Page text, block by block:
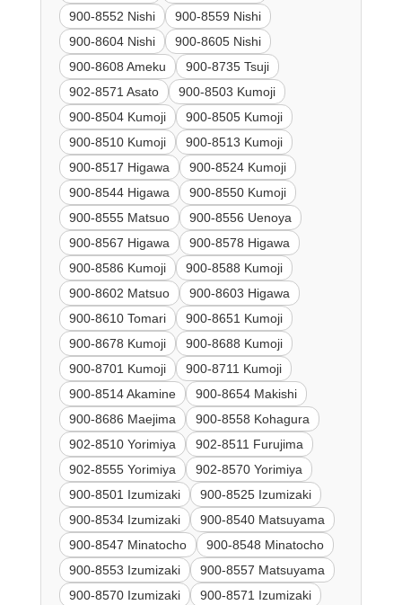
900-8552 Nishi
900-8559 Nishi
900-8604 Nishi
900-8605 Nishi
900-8608 Ameku
900-8735 Tsuji
902-8571 Asato
900-8503 Kumoji
900-8504 Kumoji
900-8505 Kumoji
900-8510 Kumoji
900-8513 Kumoji
900-8517 Higawa
900-8524 Kumoji
900-8544 Higawa
900-8550 Kumoji
900-8555 Matsuo
900-8556 Uenoya
900-8567 Higawa
900-8578 Higawa
900-8586 Kumoji
900-8588 Kumoji
900-8602 Matsuo
900-8603 Higawa
900-8610 Tomari
900-8651 Kumoji
900-8678 Kumoji
900-8688 Kumoji
900-8701 Kumoji
900-8711 Kumoji
900-8514 Akamine
900-8654 Makishi
900-8686 Maejima
900-8558 Kohagura
902-8510 Yorimiya
902-8511 Furujima
902-8555 Yorimiya
902-8570 Yorimiya
900-8501 Izumizaki
900-8525 Izumizaki
900-8534 Izumizaki
900-8540 Matsuyama
900-8547 Minatocho
900-8548 Minatocho
900-8553 Izumizaki
900-8557 Matsuyama
900-8570 Izumizaki
900-8571 Izumizaki